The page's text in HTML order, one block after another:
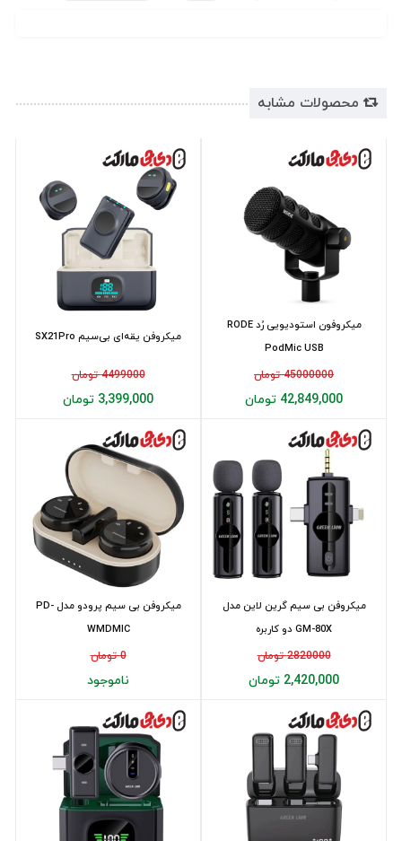
محصولات مشابه
میکروفن یقه‌ای بی‌سیم SX21Pro
4499000 تومان
3,399,000 تومان
میکروفون استودیویی رُد RODE
PodMic USB
45000000 تومان
42,849,000 تومان
میکروفن بی سیم پرودو مدل PD-
WMDMIC
0 تومان
ناموجود
میکروفن بی سیم گرین لاین مدل
GM-80X دو کاربره
2820000 تومان
2,420,000 تومان